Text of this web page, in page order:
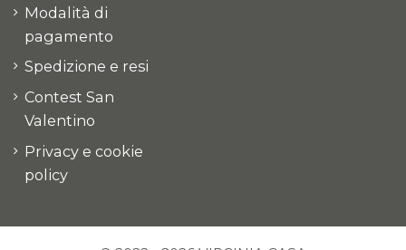
Modalità di
pagamento
Spedizione e resi
Contest San
Valentino
Privacy e cookie
policy